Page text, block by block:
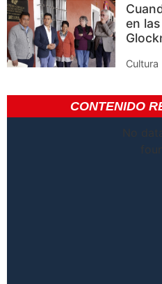
en
CONTENIDO
No